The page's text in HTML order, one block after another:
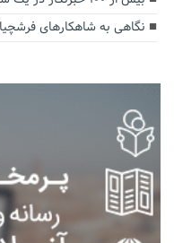
نگاهی به شاهکارهای